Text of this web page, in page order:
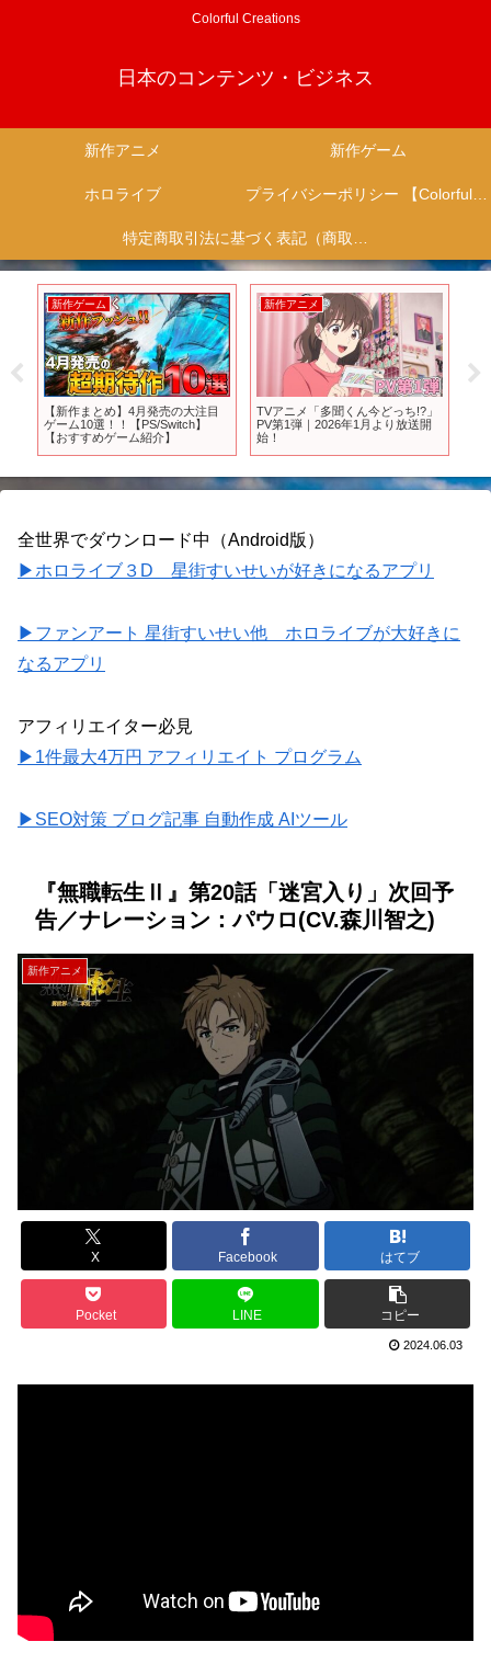
Colorful Creations
日本のコンテンツ・ビジネス
新作アニメ 新作ゲーム
ホロライブ プライバシーポリシー 【Colorful Creation】
特定商取引法に基づく表記（商取引に関する開示）
新作ゲーム
【新作まとめ】4月発売の大注目
ゲーム10選！！【PS/Switch】
【おすすめゲーム紹介】
新作アニメ
TVアニメ「多聞くん今どっち!?」
PV第1弾｜2026年1月より放送開
始！
全世界でダウンロード中（Android版）
▶ホロライブ３D 星街すいせいが好きになるアプリ
▶ファンアート 星街すいせい他 ホロライブが大好きに
なるアプリ
アフィリエイター必見
▶1件最大4万円 アフィリエイト プログラム
▶SEO対策 ブログ記事 自動作成 AIツール
『無職転生Ⅱ』第20話「迷宮入り」次回予
告／ナレーション：パウロ(CV.森川智之)
新作アニメ
X Facebook はてブ
Pocket LINE コピー
2024.06.03